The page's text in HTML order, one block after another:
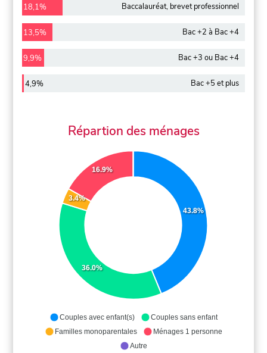
18,1% Baccalauréat, brevet professionnel
13,5% Bac +2 à Bac +4
9,9% Bac +3 ou Bac +4
4,9% Bac +5 et plus
Répartion des ménages
43.8%
36.0%
3.4%
16.9%
Couples avec enfant(s)
Couples sans enfant
Familles monoparentales
Ménages 1 personne
Autre